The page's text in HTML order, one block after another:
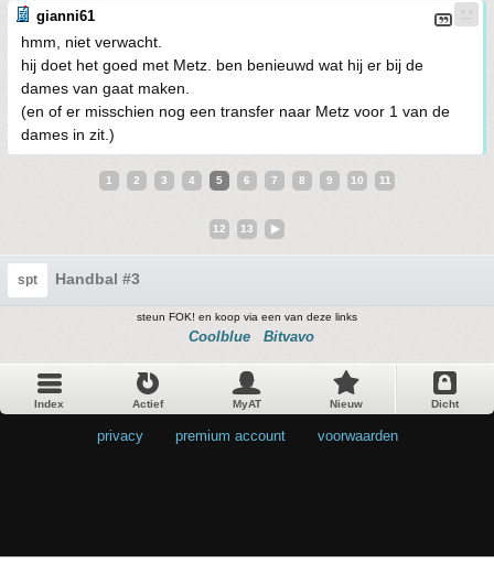
gianni61
hmm, niet verwacht.
hij doet het goed met Metz. ben benieuwd wat hij er bij de
dames van gaat maken.
(en of er misschien nog een transfer naar Metz voor 1 van de
dames in zit.)
1 2 3 4 5 6 7 8 9 10 11
12 13
spt Handbal #3
steun FOK! en koop via een van deze links
Coolblue Bitvavo
Index Actief MyAT Nieuw Dicht
privacy premium account voorwaarden